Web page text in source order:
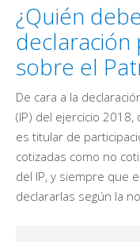
¿Quién
sobre el
De cara a la
(IP) del ejercicio
es titular de
cotizadas como no
del IP, y siempre que
declararlas según la